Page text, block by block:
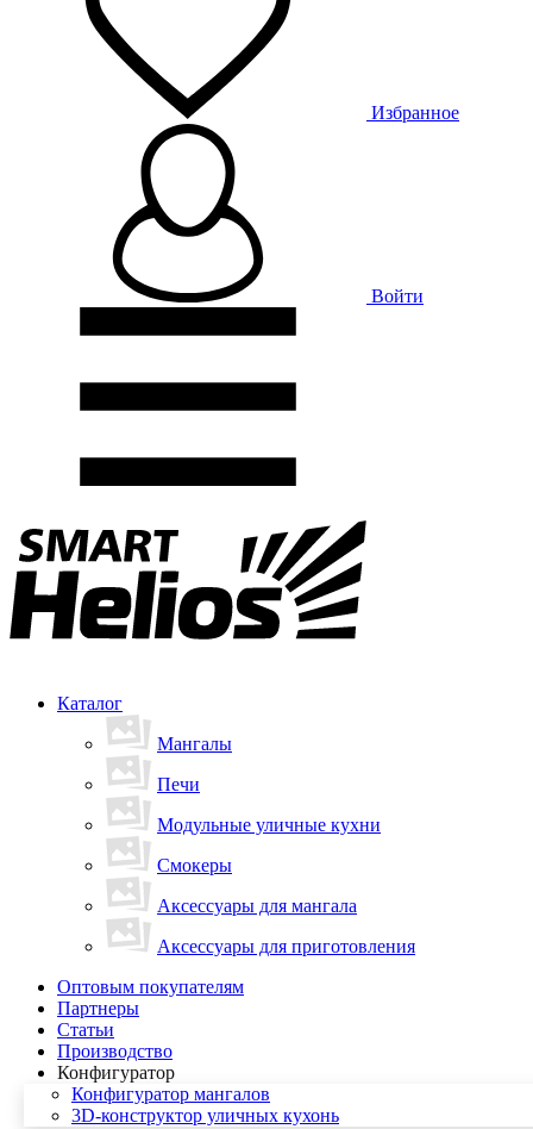
Избранное
Войти
Каталог
Мангалы
Печи
Модульные уличные кухни
Смокеры
Аксессуары для мангала
Аксессуары для приготовления
Оптовым покупателям
Партнеры
Статьи
Производство
Конфигуратор
Конфигуратор мангалов
3D-конструктор уличных кухонь